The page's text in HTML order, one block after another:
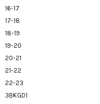
16-17
17-18
18-19
19-20
20-21
21-22
22-23
3BKGD1